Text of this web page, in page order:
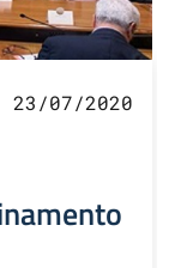
23/07/2020